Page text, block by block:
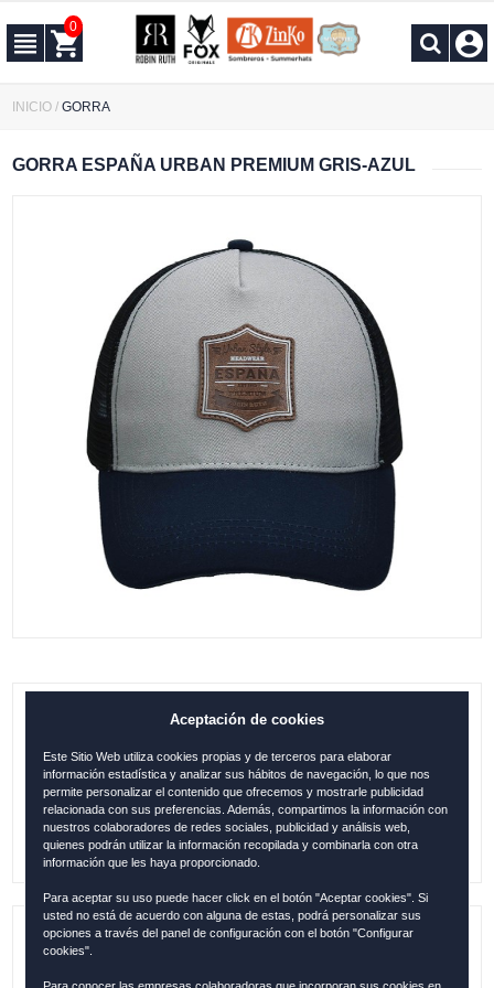
0
INICIO /GORRA
GORRA ESPAÑA URBAN PREMIUM GRIS-AZUL
GORRA ESPAÑA URBAN PREMIUM
GRIS-AZUL
0.00€
Referencia:
Aceptación de cookies
Este Sitio Web utiliza cookies propias y de terceros para elaborar
información estadística y analizar sus hábitos de navegación, lo que nos
permite personalizar el contenido que ofrecemos y mostrarle publicidad
relacionada con sus preferencias. Además, compartimos la información con
nuestros colaboradores de redes sociales, publicidad y análisis web,
quienes podrán utilizar la información recopilada y combinarla con otra
información que les haya proporcionado.
Para aceptar su uso puede hacer click en el botón "Aceptar cookies". Si
usted no está de acuerdo con alguna de estas, podrá personalizar sus
opciones a través del panel de configuración con el botón "Configurar
cookies".